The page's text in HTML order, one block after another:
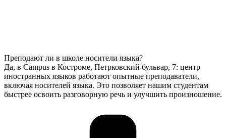
Преподают ли в школе носители языка?
Да, в Campus в Костроме, Петрковский бульвар, 7: центр
иностранных языков работают опытные преподаватели,
включая носителей языка. Это позволяет нашим студентам
быстрее освоить разговорную речь и улучшить произношение.